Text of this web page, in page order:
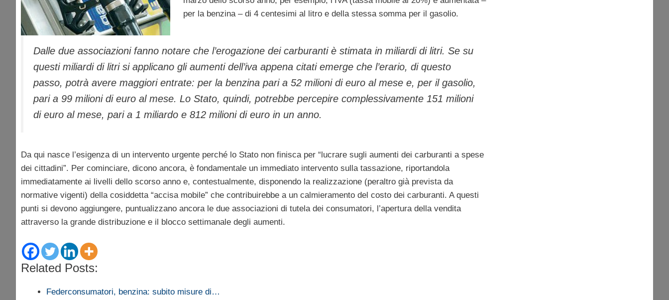
per la benzina – di 4 centesimi al litro e della stessa somma per il gasolio.
Dalle due associazioni fanno notare che l’erogazione dei carburanti è stimata in miliardi di litri. Se su
questi miliardi di litri si applicano gli aumenti dell’iva appena citati emerge che l’erario, di questo
passo, potrà avere maggiori entrate: per la benzina pari a 52 milioni di euro al mese e, per il gasolio,
pari a 99 milioni di euro al mese. Lo Stato, quindi, potrebbe percepire complessivamente 151 milioni
di euro al mese, pari a 1 miliardo e 812 milioni di euro in un anno.
Da qui nasce l’esigenza di un intervento urgente perché lo Stato non finisca per “lucrare sugli aumenti dei carburanti a spese
dei cittadini”. Per cominciare, dicono ancora, è fondamentale un immediato intervento sulla tassazione, riportandola
immediatamente ai livelli dello scorso anno e, contestualmente, disponendo la realizzazione (peraltro già prevista da
normative vigenti) della cosiddetta “accisa mobile” che contribuirebbe a un calmieramento del costo dei carburanti. A questi
punti si devono aggiungere, puntualizzano ancora le due associazioni di tutela dei consumatori, l’apertura della vendita
attraverso la grande distribuzione e il blocco settimanale degli aumenti.
Related Posts:
Federconsumatori, benzina: subito misure di…